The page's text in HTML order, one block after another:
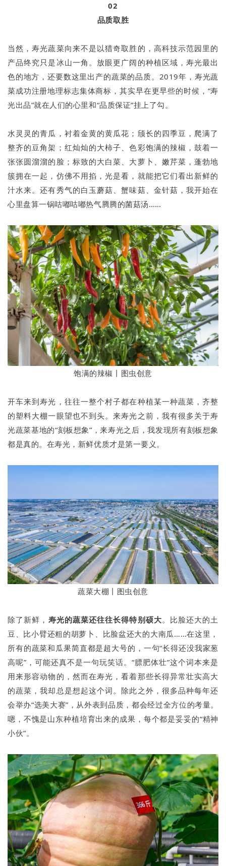
02
品质取胜
当然，寿光蔬菜向来不是以猎奇取胜的，高科技示范园里的
产品终究只是冰山一角。放眼更广阔的种植区域，寿光最出
色的地方，还要数这里出产的蔬菜的品质。2019年，寿光蔬
菜成功注册地理标志集体商标，其实早在更早些的时候，“寿
光出品”就在人们的心里和“品质保证”挂上了勾。
水灵灵的青瓜，衬着金黄的黄瓜花；颀长的四季豆，爬满了
整齐的豆角架；红灿灿的大柿子、色彩饱满的辣椒，鼓着一
张张圆溜溜的脸；标致的大白菜、大萝卜、嫩芹菜，蓬勃地
簇拥在一起，仿佛不用掐，光是看，就能把它们看出新鲜的
汁水来。还有秀气的白玉蘑菇、蟹味菇、金针菇，我开始在
心里盘算一锅咕嘟咕嘟热气腾腾的菌菇汤……
饱满的辣椒丨图虫创意
开车来到寿光，往往一整个村子都在种植某一种蔬菜，齐整
的塑料大棚一眼望也不到头。来寿光之前，我有很多关于寿
光蔬菜基地的“刻板想象”，来寿光之后，我发现所有刻板想象
都是真的。在寿光，新鲜优质才是第一要义。
蔬菜大棚丨图虫创意
除了新鲜， 寿光的蔬菜还往往长得特别硕大。比脸还大的土
豆、比小臂还粗的胡萝卜、比脸盆还大的大南瓜……在这里，
所有的蔬菜和瓜果简直都是超大号的，一句“长得还没我家葱
高呢”，可能还真不是一句玩笑话。“膘肥体壮”这个词本来是
用来形容动物的，然而在寿光，看着那些长得异常壮实高大
的蔬菜，我却总是想起这个词。除此之外，很多品种每年还
会举办“选美大赛”，从外表到品质，都会经过全方位的考量。
嗯，不愧是山东种植培育出来的成果，每个都是妥妥的“精神
小伙”。